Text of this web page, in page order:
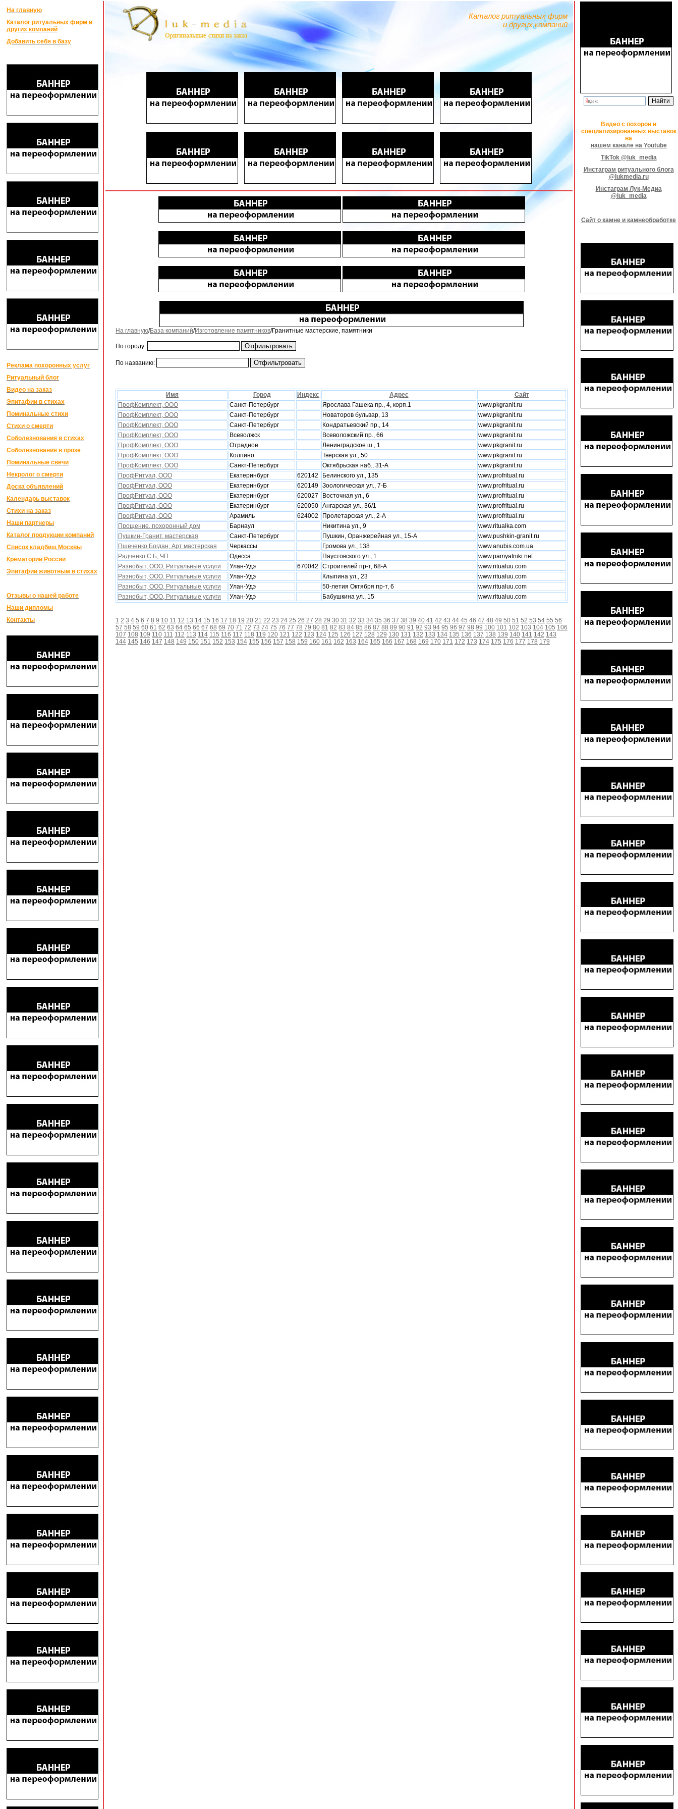
На главную
Каталог ритуальных фирм и
других компаний
Добавить себя в базу
Реклама похоронных услуг
Ритуальный блог
Видео на заказ
Эпитафии в стихах
Поминальные стихи
Стихи о смерти
Соболезнования в стихах
Соболезнования в прозе
Поминальные свечи
Некролог о смерти
Доска объявлений
Календарь выставок
Стихи на заказ
Наши партнеры
Каталог продукции компаний
Список кладбищ Москвы
Крематории России
Эпитафии животным в стихах
Отзывы о нашей работе
Наши дипломы
Контакты
Каталог ритуальных фирм
и других компаний
На главную/База компаний/Изготовление памятников/Гранитные мастерские, памятники
По городу:
По названию:
Имя Город Индекс Адрес
Сайт
ПрофКомплект, ООО
Санкт-Петербург Ярослава Гашека пр., 4, корп.1
www.pkgranit.ru
ПрофКомплект, ООО
Санкт-Петербург Новаторов бульвар, 13
www.pkgranit.ru
ПрофКомплект, ООО
Санкт-Петербург Кондратьевский пр., 14
www.pkgranit.ru
ПрофКомплект, ООО
Всеволжск Всеволожский пр., 66
www.pkgranit.ru
ПрофКомплект, ООО
Отрадное Ленинградское ш., 1
www.pkgranit.ru
ПрофКомплект, ООО
Колпино Тверская ул., 50
www.pkgranit.ru
ПрофКомплект, ООО
Санкт-Петербург Октябрьская наб., 31-А
www.pkgranit.ru
ПрофРитуал, ООО
Екатеринбург 620142 Белинского ул., 135
www.profritual.ru
ПрофРитуал, ООО
Екатеринбург 620149 Зоологическая ул., 7-Б
www.profritual.ru
ПрофРитуал, ООО
Екатеринбург 620027 Восточная ул., 6
www.profritual.ru
ПрофРитуал, ООО
Екатеринбург 620050 Ангарская ул., 36/1
www.profritual.ru
ПрофРитуал, ООО
Арамиль 624002 Пролетарская ул., 2-А
www.profritual.ru
Прощение, похоронный дом
Барнаул Никитина ул., 9
www.ritualka.com
Пушкин-Гранит, мастерская
Санкт-Петербург Пушкин, Оранжерейная ул., 15-А
www.pushkin-granit.ru
Пшеченко Богдан, Арт мастерская
Черкассы Громова ул., 138
www.anubis.com.ua
Радченко С Б, ЧП
Одесса Паустовского ул., 1
www.pamyatniki.net
Разнобыт, ООО, Ритуальные услуги
Улан-Удэ 670042 Строителей пр-т, 68-А
www.ritualuu.com
Разнобыт, ООО, Ритуальные услуги
Улан-Удэ Клыпина ул., 23
www.ritualuu.com
Разнобыт, ООО, Ритуальные услуги
Улан-Удэ 50-летия Октября пр-т, 6
www.ritualuu.com
Разнобыт, ООО, Ритуальные услуги
Улан-Удэ Бабушкина ул., 15 www.ritualuu.com
1 2 3 4 5 6 7 8 9 10 11 12 13 14 15 16 17 18 19 20 21 22 23 24 25 26 27 28 29 30 31 32 33 34 35 36 37 38 39 40 41 42 43 44 45 46 47 48 49 50 51 52 53 54 55 56
57 58 59 60 61 62 63 64 65 66 67 68 69 70 71 72 73 74 75 76 77 78 79 80 81 82 83 84 85 86 87 88 89 90 91 92 93 94 95 96 97 98 99 100 101 102 103 104 105 106
107 108 109 110 111 112 113 114 115 116 117 118 119 120 121 122 123 124 125 126 127 128 129 130 131 132 133 134 135 136 137 138 139 140 141 142 143
144 145 146 147 148 149 150 151 152 153 154 155 156 157 158 159 160 161 162 163 164 165 166 167 168 169 170 171 172 173 174 175 176 177 178 179
Видео с похорон и
специализированных выставок
на
нашем канале на Youtube
TikTok @luk_media
Инстаграм ритуального блога
@lukmedia.ru
Инстаграм Лук-Медиа
@luk_media
Сайт о камне и камнеобработке